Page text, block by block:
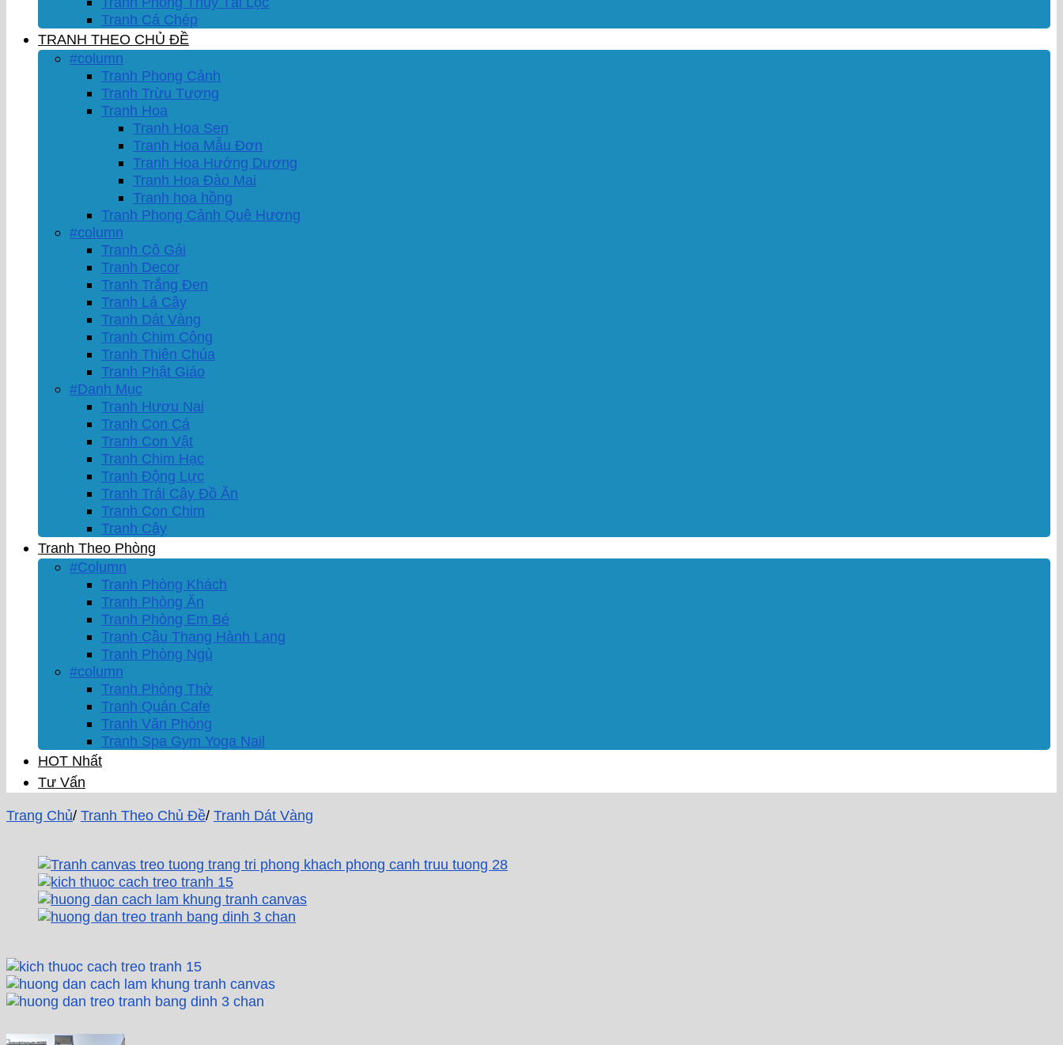
Tranh Cá Chép
TRANH THEO CHỦ ĐỀ
#column
Tranh Phong Cảnh
Tranh Trừu Tượng
Tranh Hoa
Tranh Hoa Sen
Tranh Hoa Mẫu Đơn
Tranh Hoa Hướng Dương
Tranh Hoa Đào Mai
Tranh hoa hồng
Tranh Phong Cảnh Quê Hương
#column
Tranh Cô Gái
Tranh Decor
Tranh Trắng Đen
Tranh Lá Cây
Tranh Dát Vàng
Tranh Chim Công
Tranh Thiên Chúa
Tranh Phật Giáo
#Danh Mục
Tranh Hươu Nai
Tranh Con Cá
Tranh Con Vật
Tranh Chim Hạc
Tranh Động Lực
Tranh Trái Cây Đồ Ăn
Tranh Con Chim
Tranh Cây
Tranh Theo Phòng
#Column
Tranh Phòng Khách
Tranh Phòng Ăn
Tranh Phòng Em Bé
Tranh Cầu Thang Hành Lang
Tranh Phòng Ngủ
#column
Tranh Phòng Thờ
Tranh Quán Cafe
Tranh Văn Phòng
Tranh Spa Gym Yoga Nail
HOT Nhất
Tư Vấn
Trang Chủ/ Tranh Theo Chủ Đề/ Tranh Dát Vàng